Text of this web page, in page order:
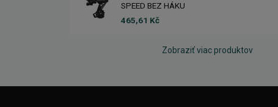
SPEED BEZ HÁKU
465,61 Kč
Zobraziť viac produktov